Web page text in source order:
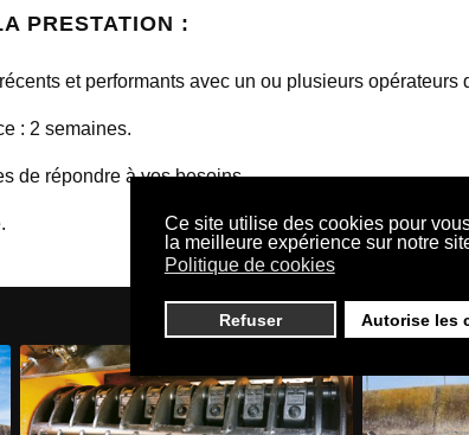
Ce site utilise des cookies pour
la meilleure expérience sur notre
Politique de cookies
Refuser Autorise les
PRESTATION :
et performants avec un ou plusieurs opérateurs
: 2 semaines.
de répondre à vos besoins.